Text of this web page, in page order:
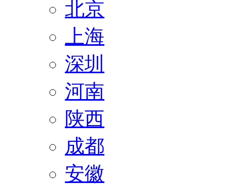
北京
上海
深圳
河南
陕西
成都
安徽